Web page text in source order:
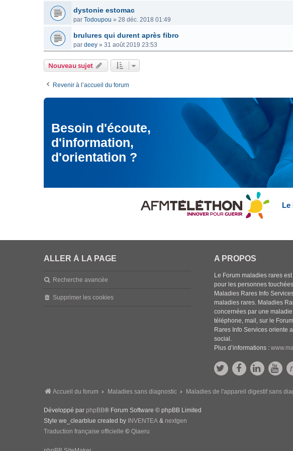
dystonie estomac
par Todoupou » 28 déc. 2018 01:49
brulures qui durent après fibro
par deey » 31 août 2019 23:53
Nouveau sujet
Revenir à l’accueil du forum
Besoin d'écoute,
d'information,
d'orientation ?
Le
ALLER À LA PAGE
Recherche avancée
Supprimer les cookies
A PROPOS
Le Forum maladies rares
pour les personnes
Maladies Rares Info
maladies rares. Maladies
concernées par une
téléphone, mail, sur le
Rares Info Services oriente
social.
Plus d’informations :
Accueil du forum Maladies sans diagnostic Maladies de l'appareil digestif sans
Développé par phpBB® Forum Software © phpBB Limited
Style we_clearblue created by INVENTEA & nextgen
Traduction française officielle © Qiaeru